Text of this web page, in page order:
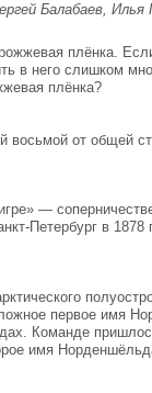
Балабаев, Илья
плёнка.
в него слишком
плёнка?
восьмой от общей
—
Петербург в 1878
первое имя
Команде
имя